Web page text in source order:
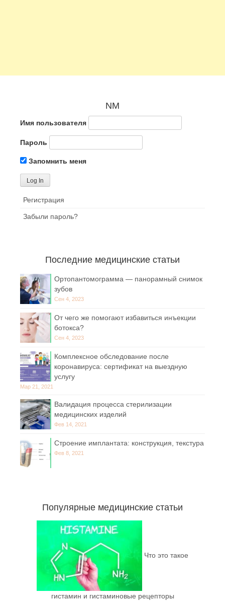
NM
Имя пользователя
Пароль
Запомнить меня
Регистрация
Забыли пароль?
Последние медицинские статьи
Ортопантомограмма — панорамный снимок
зубов
Сен 4, 2023
От чего же помогают избавиться инъекции
ботокса?
Сен 4, 2023
Комплексное обследование после
коронавируса: сертификат на выездную
услугу
Мар 21, 2021
Валидация процесса стерилизации
медицинских изделий
Фев 14, 2021
Строение имплантата: конструкция, текстура
Фев 8, 2021
Популярные медицинские статьи
Что это такое
гистамин и гистаминовые рецепторы